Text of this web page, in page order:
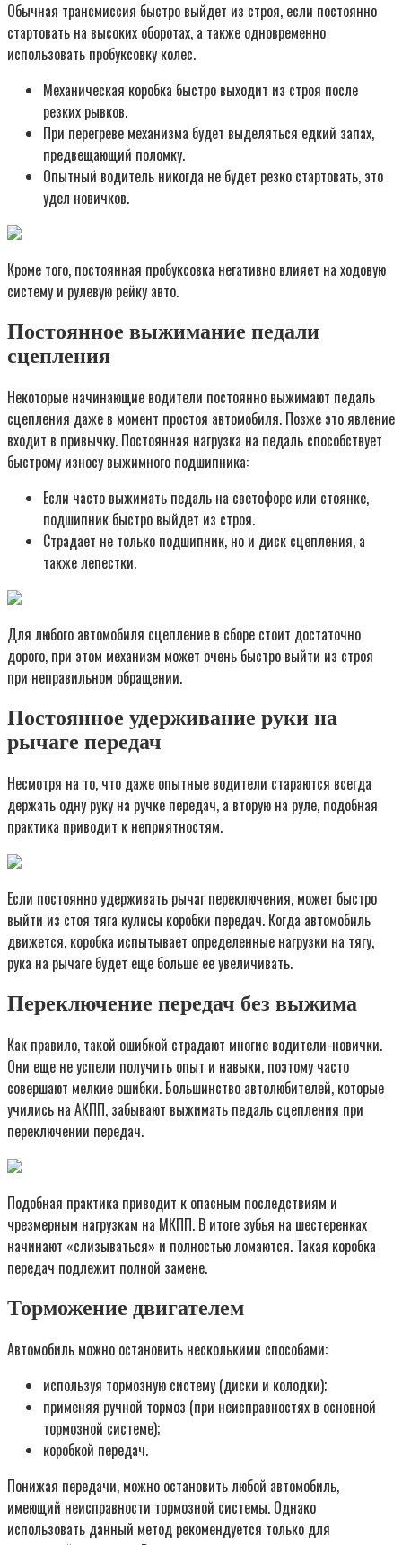
Обычная трансмиссия быстро выйдет из строя, если постоянно
стартовать на высоких оборотах, а также одновременно
использовать пробуксовку колес.
Механическая коробка быстро выходит из строя после
резких рывков.
При перегреве механизма будет выделяться едкий запах,
предвещающий поломку.
Опытный водитель никогда не будет резко стартовать, это
удел новичков.
Кроме того, постоянная пробуксовка негативно влияет на ходовую
систему и рулевую рейку авто.
Постоянное выжимание педали
сцепления
Некоторые начинающие водители постоянно выжимают педаль
сцепления даже в момент простоя автомобиля. Позже это явление
входит в привычку. Постоянная нагрузка на педаль способствует
быстрому износу выжимного подшипника:
Если часто выжимать педаль на светофоре или стоянке,
подшипник быстро выйдет из строя.
Страдает не только подшипник, но и диск сцепления, а
также лепестки.
Для любого автомобиля сцепление в сборе стоит достаточно
дорого, при этом механизм может очень быстро выйти из строя
при неправильном обращении.
Постоянное удерживание руки на
рычаге передач
Несмотря на то, что даже опытные водители стараются всегда
держать одну руку на ручке передач, а вторую на руле, подобная
практика приводит к неприятностям.
Если постоянно удерживать рычаг переключения, может быстро
выйти из стоя тяга кулисы коробки передач. Когда автомобиль
движется, коробка испытывает определенные нагрузки на тягу,
рука на рычаге будет еще больше ее увеличивать.
Переключение передач без выжима
Как правило, такой ошибкой страдают многие водители-новички.
Они еще не успели получить опыт и навыки, поэтому часто
совершают мелкие ошибки. Большинство автолюбителей, которые
учились на АКПП, забывают выжимать педаль сцепления при
переключении передач.
Подобная практика приводит к опасным последствиям и
чрезмерным нагрузкам на МКПП. В итоге зубья на шестеренках
начинают «слизываться» и полностью ломаются. Такая коробка
передач подлежит полной замене.
Торможение двигателем
Автомобиль можно остановить несколькими способами:
используя тормозную систему (диски и колодки);
применяя ручной тормоз (при неисправностях в основной
тормозной системе);
коробкой передач.
Понижая передачи, можно остановить любой автомобиль,
имеющий неисправности тормозной системы. Однако
использовать данный метод рекомендуется только для